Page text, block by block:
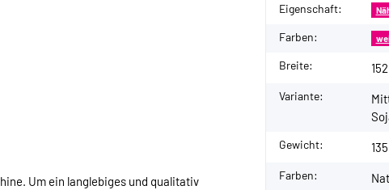
Um ein langlebiges und qualitativ
Eigenschaft:
Farben:
Breite:
Variante:
Gewicht:
Farben: